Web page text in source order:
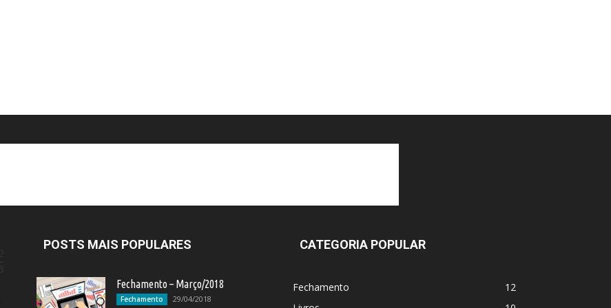
POSTS MAIS POPULARES
Fechamento – Março/2018
Fechamento 29/04/2018
CATEGORIA POPULAR
Fechamento
12